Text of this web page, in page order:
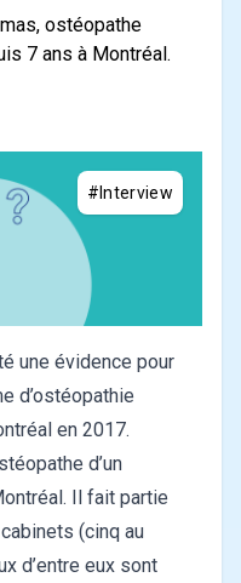
ostéopathe
7 ans à Montréal.
#Interview
une évidence pour
d’ostéopathie
en 2017.
d’un
Il fait partie
(cinq au
d’entre eux sont